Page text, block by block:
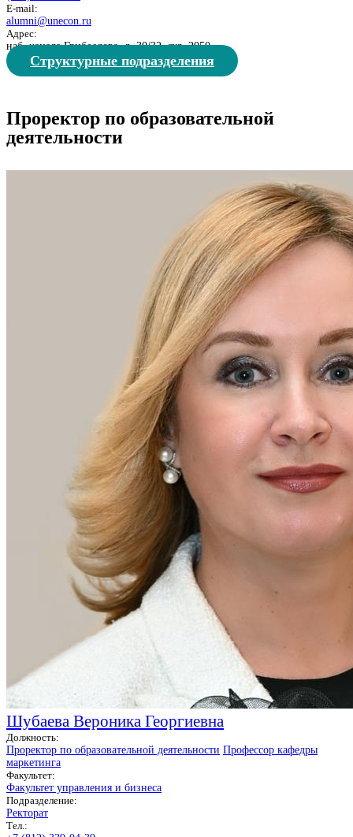
E-mail:
alumni@unecon.ru
Адрес:
наб. канала Грибоедова, д. 30/32, ауд. 2050
Структурные подразделения
Проректор по образовательной
деятельности
Шубаева Вероника Георгиевна
Должность:
Проректор по образовательной деятельности Профессор кафедры
маркетинга
Факультет:
Факультет управления и бизнеса
Подразделение:
Ректорат
Тел.: